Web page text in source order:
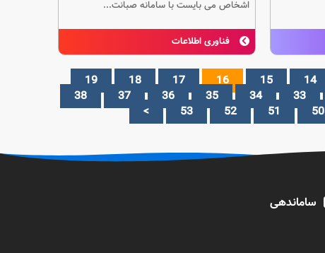
اشخاص می بایست با سامانه صبانت...
فناوری اطلاعات
14
15
16
17
18
19
33
34
35
36
37
38
50
51
52
53
>
ساماندهی